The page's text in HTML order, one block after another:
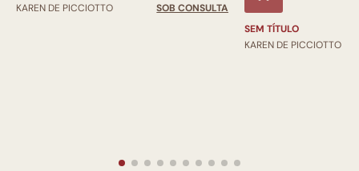
KAREN DE PICCIOTTO
SOB CONSULTA
SEM TÍTULO
KAREN DE PICCIOTTO